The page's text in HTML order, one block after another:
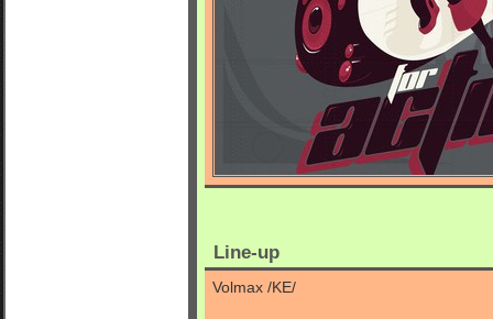
Line-up
Volmax /KE/